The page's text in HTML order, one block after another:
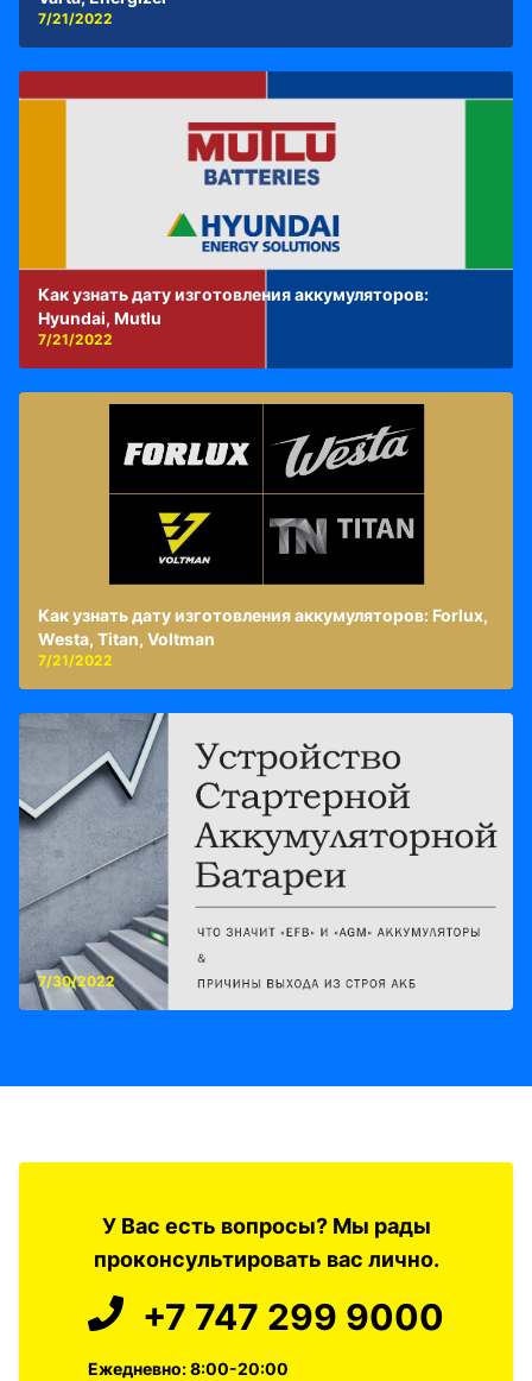
7/21/2022
Как узнать дату изготовления аккумуляторов:
Hyundai, Mutlu
7/21/2022
Как узнать дату изготовления аккумуляторов: Forlux,
Westa, Titan, Voltman
7/21/2022
7/30/2022
У Вас есть вопросы? Мы рады
проконсультировать вас лично.
+7 747 299 9000
Ежедневно: 8:00-20:00